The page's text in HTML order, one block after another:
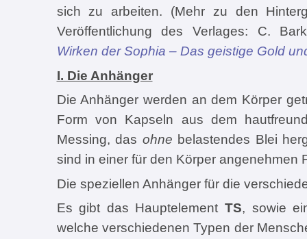
sich zu arbeiten. (Mehr zu den
Veröffentlichung des Verlages: C.
Wirken der Sophia – Das geistige Gold
I. Die Anhänger
Die Anhänger werden an dem Körper
Form von Kapseln aus dem
Messing, das ohne belastendes Blei
sind in einer für den Körper angenehmen
Die speziellen Anhänger für die
Es gibt das Hauptelement TS, sowie
welche verschiedenen Typen der